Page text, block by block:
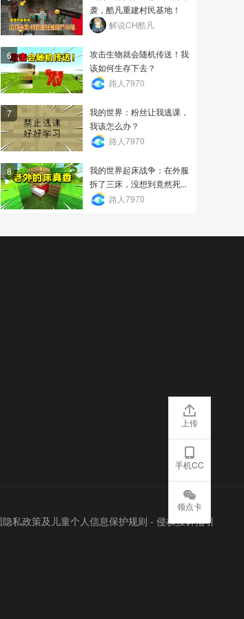
袭，酷凡重建村民基地！
解说CH酷凡
6
攻击生物就会随机传送！我
该如何生存下去？
路人7970
7
我的世界：粉丝让我逃课，
我该怎么办？
路人7970
8
我的世界起床战争：在外服
拆了三床，没想到竟然死...
路人7970
隐私政策及儿童个人信息保护规则 - 侵权投诉指引
上传
手机CC
领点卡